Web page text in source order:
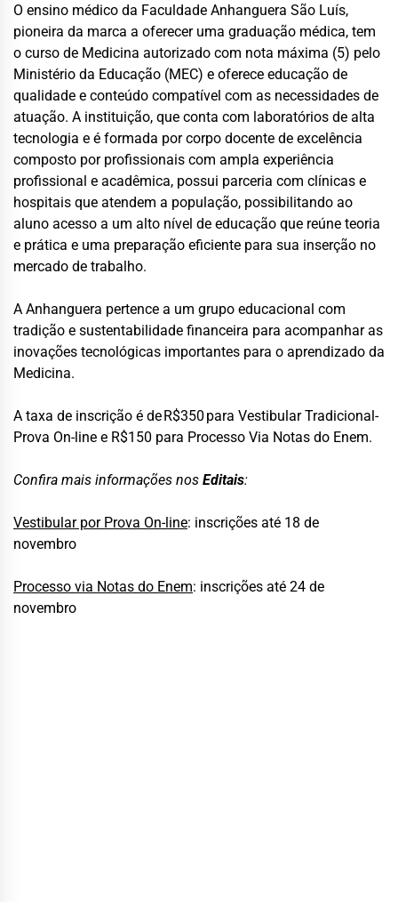
O ensino médico da Faculdade Anhanguera São Luís,
pioneira da marca a oferecer uma graduação médica, tem
o curso de Medicina autorizado com nota máxima (5) pelo
Ministério da Educação (MEC) e oferece educação de
qualidade e conteúdo compatível com as necessidades de
atuação. A instituição, que conta com laboratórios de alta
tecnologia e é formada por corpo docente de excelência
composto por profissionais com ampla experiência
profissional e acadêmica, possui parceria com clínicas e
hospitais que atendem a população, possibilitando ao
aluno acesso a um alto nível de educação que reúne teoria
e prática e uma preparação eficiente para sua inserção no
mercado de trabalho.
A Anhanguera pertence a um grupo educacional com
tradição e sustentabilidade financeira para acompanhar as
inovações tecnológicas importantes para o aprendizado da
Medicina.
A taxa de inscrição é de R$350 para Vestibular Tradicional-
Prova On-line e R$150 para Processo Via Notas do Enem.
Confira mais informações nos Editais:
Vestibular por Prova On-line: inscrições até 18 de
novembro
Processo via Notas do Enem: inscrições até 24 de
novembro